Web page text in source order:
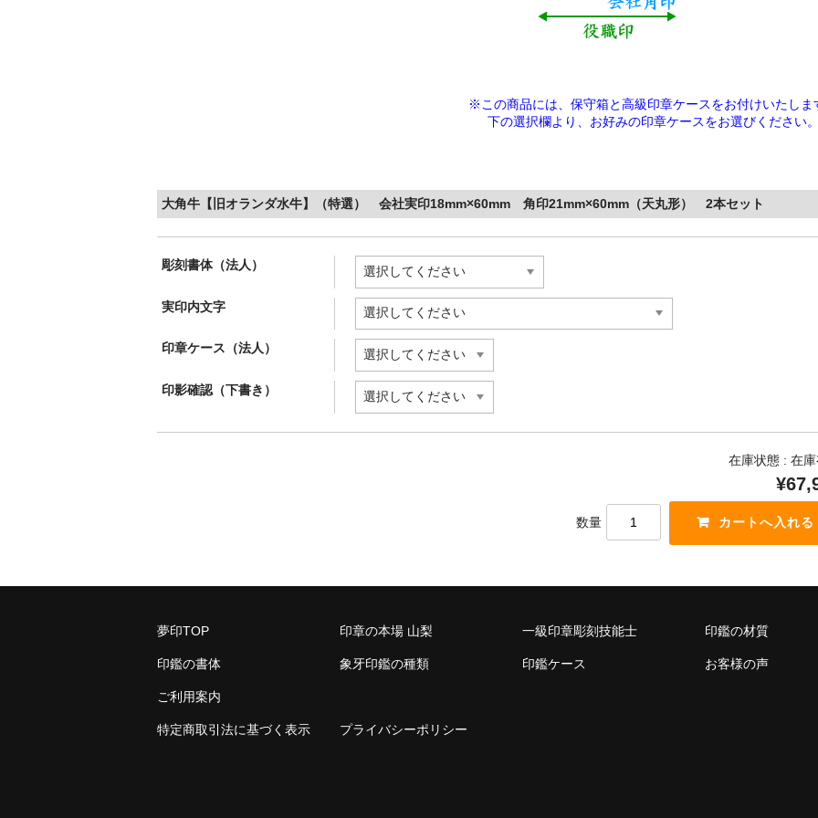
※この商品には、保守箱と高級印章ケースをお付けいたしま
下の選択欄より、 お好みの印章ケースをお選びください
大角牛【旧オランダ水牛】（特選） 会社実印18mm×60mm 角印21mm×60mm（天丸形） 2本セット
彫刻書体（法人）
実印内文字
印章ケース（法人）
印影確認（下書き）
在庫状態 : 在
数量
夢印TOP 印章の本場 山梨 一級印章彫刻技能士 印鑑の材質
印鑑の書体 象牙印鑑の種類 印鑑ケース お客様の声
ご利用案内
特定商取引法に基づく表示 プライバシーポリシー